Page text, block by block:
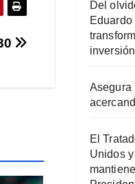
Del
Asegura
El
Unidos